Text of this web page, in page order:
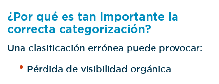
¿Por qué es tan importante la
correcta categorización?
Una clasificación errónea puede provocar:
Pérdida de visibilidad orgánica